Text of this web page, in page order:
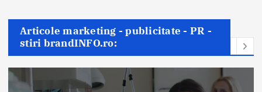
Articole marketing - publicitate - PR -
stiri brandINFO.ro: